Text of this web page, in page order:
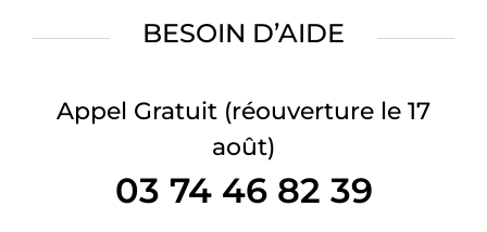
BESOIN D’AIDE
Appel Gratuit (réouverture le 17
août)
03 74 46 82 39